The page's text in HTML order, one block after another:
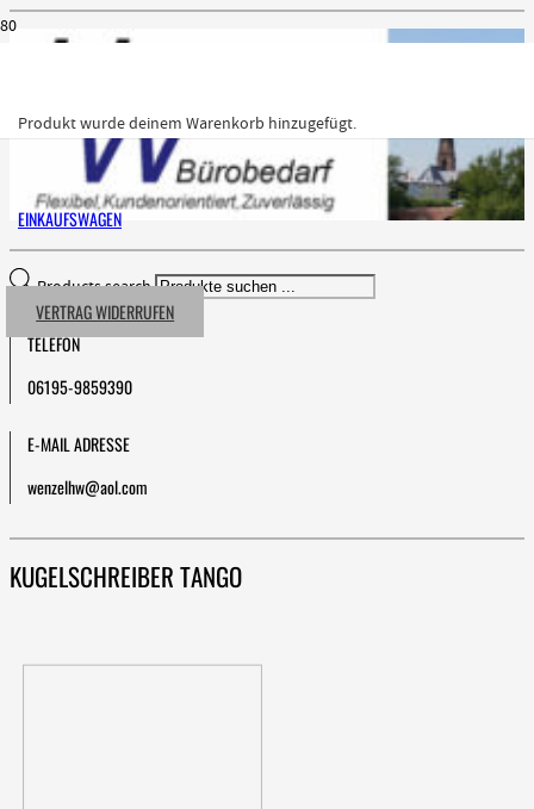
Produktwurde deinem Warenkorb hinzugefügt.
EINKAUFSWAGEN
VERTRAG WIDERRUFEN
Products search
TELEFON
06195-9859390
E-MAIL ADRESSE
wenzelhw@aol.com
KUGELSCHREIBER TANGO